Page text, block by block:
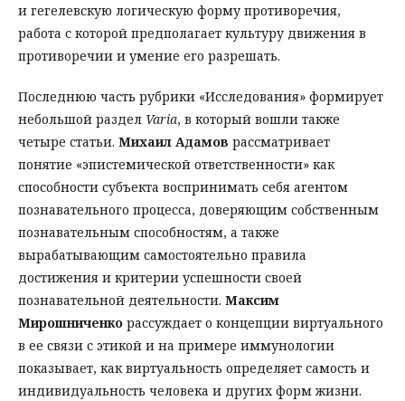
и гегелевскую логическую форму противоречия,
работа с которой предполагает культуру движения в
противоречии и умение его разрешать.
Последнюю часть рубрики «Исследования» формирует
небольшой раздел Varia, в который вошли также
четыре статьи. Михаил Адамов рассматривает
понятие «эпистемической ответственности» как
способности субъекта воспринимать себя агентом
познавательного процесса, доверяющим собственным
познавательным способностям, а также
вырабатывающим самостоятельно правила
достижения и критерии успешности своей
познавательной деятельности. Максим
Мирошниченко рассуждает о концепции виртуального
в ее связи с этикой и на примере иммунологии
показывает, как виртуальность определяет самость и
индивидуальность человека и других форм жизни.